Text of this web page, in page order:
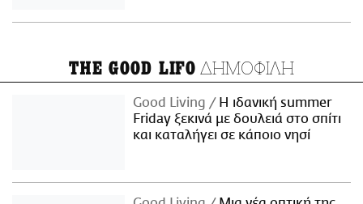
THE GOOD LIFO ΔΗΜΟΦΙΛΗ
Good Living
Η ιδανική summer
Friday ξεκινά με δουλειά στο σπίτι
και καταλήγει σε κάποιο νησί